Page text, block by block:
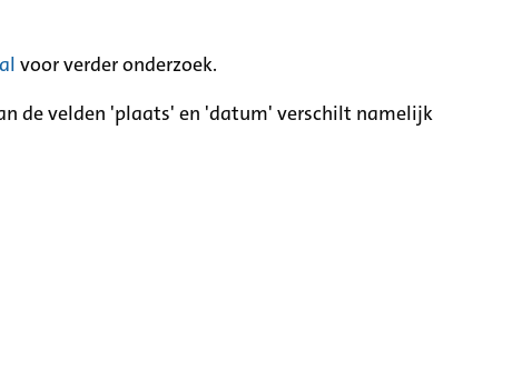
voor verder onderzoek.
de velden 'plaats' en 'datum' verschilt namelijk